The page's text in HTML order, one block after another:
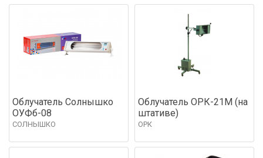
Облучатель Солнышко
ОУФб-08
СОЛНЫШКО
Облучатель ОРК-21М (на
штативе)
ОРК